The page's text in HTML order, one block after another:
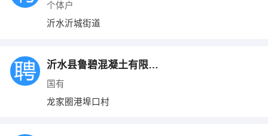
个体户
沂水沂城街道
沂水县鲁碧混凝土有限公司
国有
龙家圈港埠口村